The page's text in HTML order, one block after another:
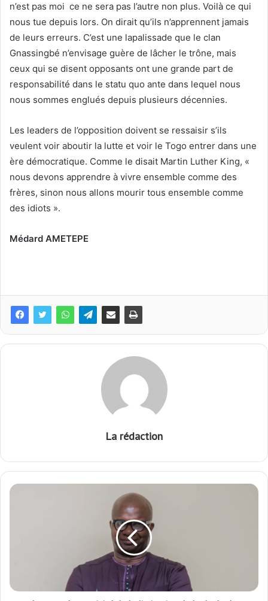
n’est pas moi ce ne sera pas l’autre non plus. Voilà ce qui
nous tue depuis lors. On dirait qu’ils n’apprennent jamais
de leurs erreurs. C’est une lapalissade que le clan
Gnassingbé n’envisage guère de lâcher le trône, mais
ceux qui se disent opposants ont une grande part de
responsabilité dans le statu quo ante dans lequel nous
nous sommes englués depuis plusieurs décennies.
Les leaders de l’opposition doivent se ressaisir s’ils
veulent voir aboutir la lutte et voir le Togo entrer dans une
ère démocratique. Comme le disait Martin Luther King, «
nous devons apprendre à vivre ensemble comme des
frères, sinon nous allons mourir tous ensemble comme
des idiots ».
Médard AMETEPE
La rédaction